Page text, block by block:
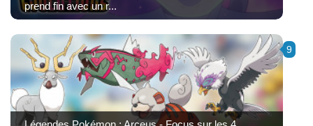
prend fin avec un r...
9